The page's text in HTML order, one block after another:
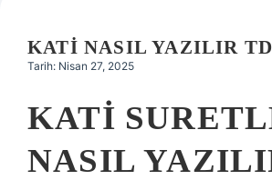
Hakkımızda
KATI NASIL YAZILIR
Tarih: Nisan 27, 2025
KATI
NASIL